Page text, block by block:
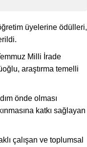
üyelerine ödülleri,
Milli İrade
araştırma temelli
önde olması
katkı sağlayan
çalışan ve toplumsal